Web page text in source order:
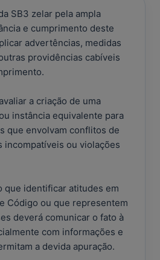
SB3 zelar pela ampla
e cumprimento deste
advertências, medidas
providências cabíveis
a criação de uma
instância equivalente para
que envolvam conflitos de
incompatíveis ou violações
que identificar atitudes em
Código ou que representem
deverá comunicar o fato à
com informações e
a devida apuração.